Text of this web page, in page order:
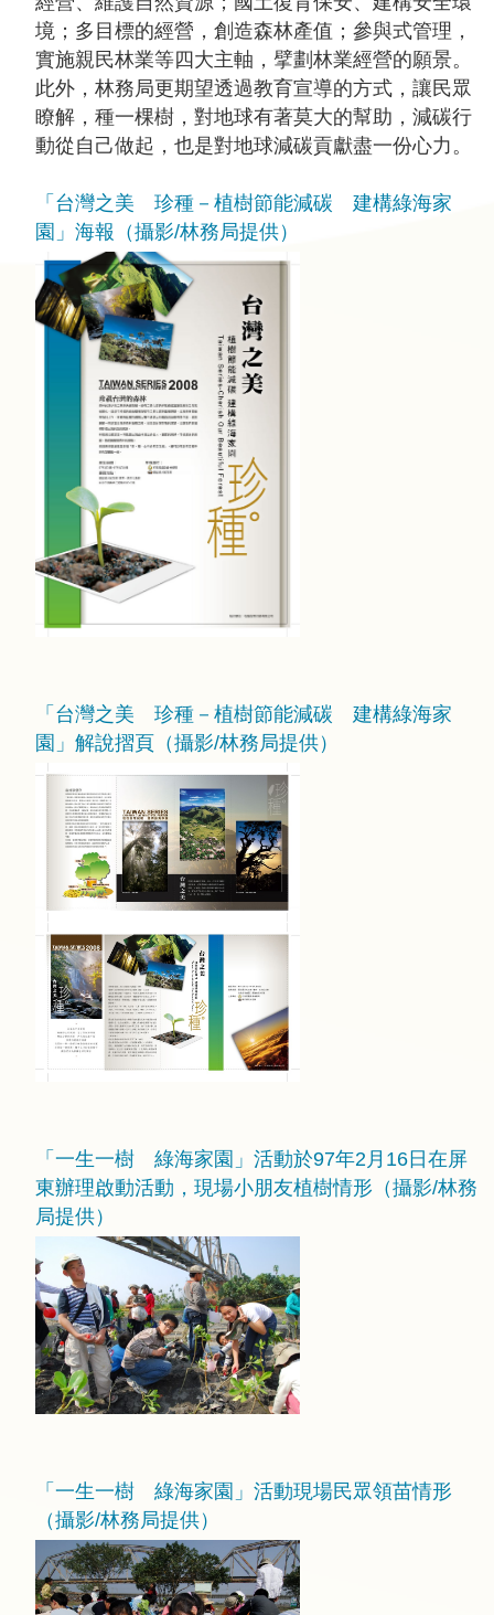
境；多目標的經營，創造森林產值；參與式管理，
實施親民林業等四大主軸，擘劃林業經營的願景。
此外，林務局更期望透過教育宣導的方式，讓民眾
瞭解，種一棵樹，對地球有著莫大的幫助，減碳行
動從自己做起，也是對地球減碳貢獻盡一份心力。
「台灣之美 珍種－植樹節能減碳 建構綠海家
園」海報（攝影/林務局提供）
「台灣之美 珍種－植樹節能減碳 建構綠海家
園」解說摺頁（攝影/林務局提供）
「一生一樹 綠海家園」活動於97年2月16日在屏
東辦理啟動活動，現場小朋友植樹情形（攝影/林務
局提供）
「一生一樹 綠海家園」活動現場民眾領苗情形
（攝影/林務局提供）